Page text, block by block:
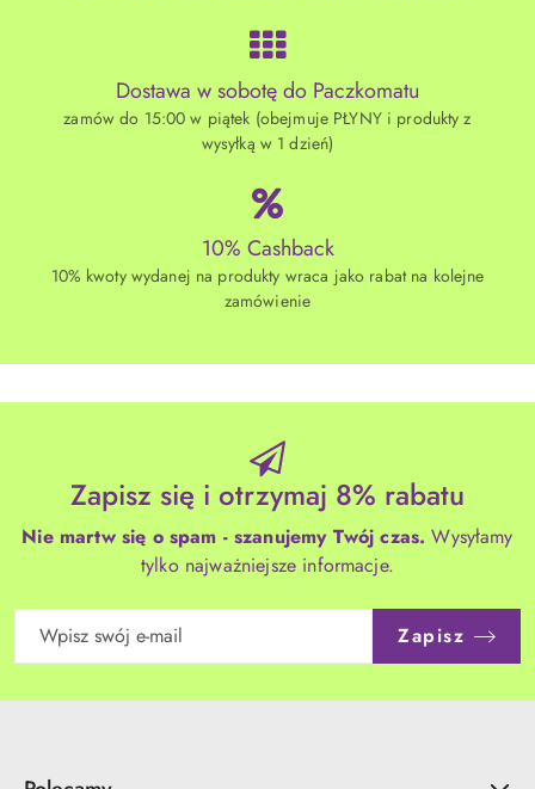
Dostawa w sobotę do Paczkomatu
zamów do 15:00 w piątek (obejmuje PŁYNY i produkty z
wysyłką w 1 dzień)
10% Cashback
10% kwoty wydanej na produkty wraca jako rabat na kolejne
zamówienie
Zapisz się i otrzymaj 8% rabatu
Nie martw się o spam - szanujemy Twój czas. Wysyłamy
tylko najważniejsze informacje.
Zapisz